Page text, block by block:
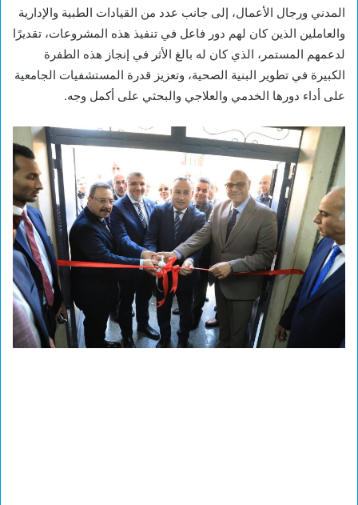
المدني ورجال الأعمال، إلى جانب عدد من القيادات الطبية والإدارية
والعاملين الذين كان لهم دور فاعل في تنفيذ هذه المشروعات، تقديرًا
لدعمهم المستمر، الذي كان له بالغ الأثر في إنجاز هذه الطفرة
الكبيرة في تطوير البنية الصحية، وتعزيز قدرة المستشفيات الجامعية
على أداء دورها الخدمي والعلاجي والبحثي على أكمل وجه.